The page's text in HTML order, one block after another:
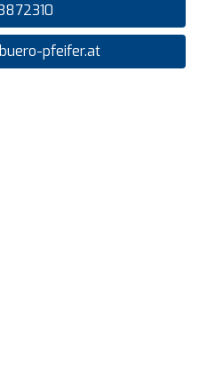
pfeifer.at